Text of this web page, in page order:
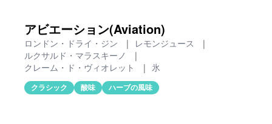
アビエーション(Aviation)
ロンドン・ドライ・ジン | レモンジュース
|
ルクサルド・マラスキーノ
|
クレーム・ド・ヴィオレット
| 氷
クラシック 酸味 ハーブの風味